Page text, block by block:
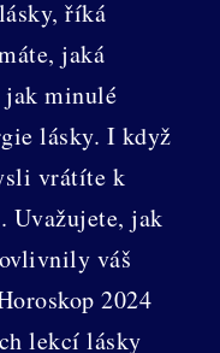
říká
jaká
jak minulé
lásky. I když
vrátíte k
Uvažujete, jak
váš
2024
lekcí lásky